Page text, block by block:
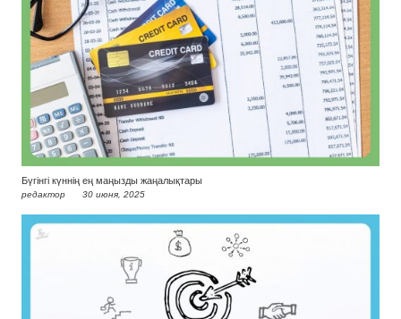
Бүгінгі күннің ең маңызды жаңалықтары
редактор 30 июня, 2025